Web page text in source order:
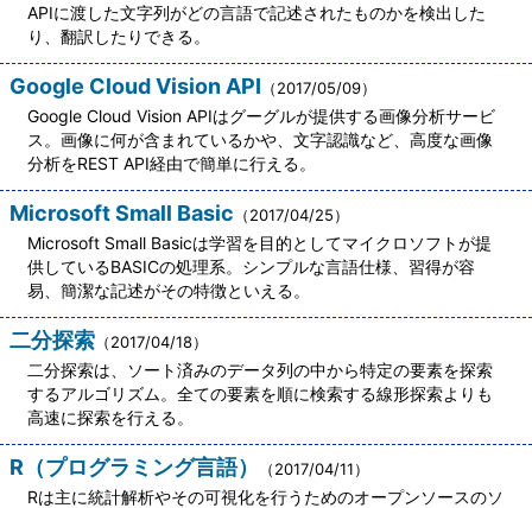
APIに渡した文字列がどの言語で記述されたものかを検出した
り、翻訳したりできる。
Google Cloud Vision API （2017/05/09）
Google Cloud Vision APIはグーグルが提供する画像分析サービ
ス。画像に何が含まれているかや、文字認識など、高度な画像
分析をREST API経由で簡単に行える。
Microsoft Small Basic （2017/04/25）
Microsoft Small Basicは学習を目的としてマイクロソフトが提
供しているBASICの処理系。シンプルな言語仕様、習得が容
易、簡潔な記述がその特徴といえる。
二分探索 （2017/04/18）
二分探索は、ソート済みのデータ列の中から特定の要素を探索
するアルゴリズム。全ての要素を順に検索する線形探索よりも
高速に探索を行える。
R（プログラミング言語） （2017/04/11）
Rは主に統計解析やその可視化を行うためのオープンソースのソ